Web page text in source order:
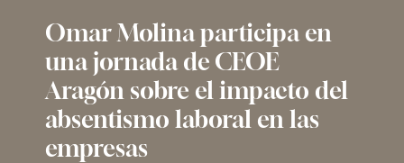
Omar Molina participa en
una jornada de CEOE
Aragón sobre el impacto del
absentismo laboral en las
empresas